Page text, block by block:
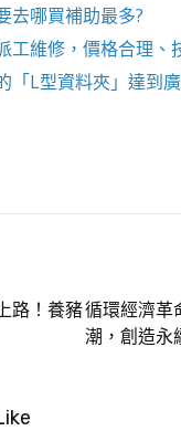
去哪買補助最多?
工維修，價格合理、
「L型資料夾」達到
路！養豬循環經濟革
潮，創造永